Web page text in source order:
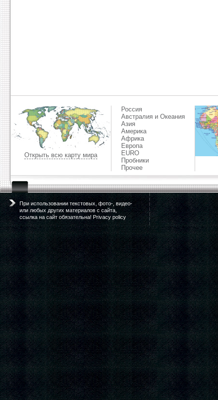
Открыть всю карту мира
Россия
Австралия и Океания
Азия
Америка
Африка
Европа
EURO
Пробники
Прочее
При использовании текстовых, фото-, видео-
или любых других материалов с сайта,
ссылка на сайт обязательна! Privacy policy